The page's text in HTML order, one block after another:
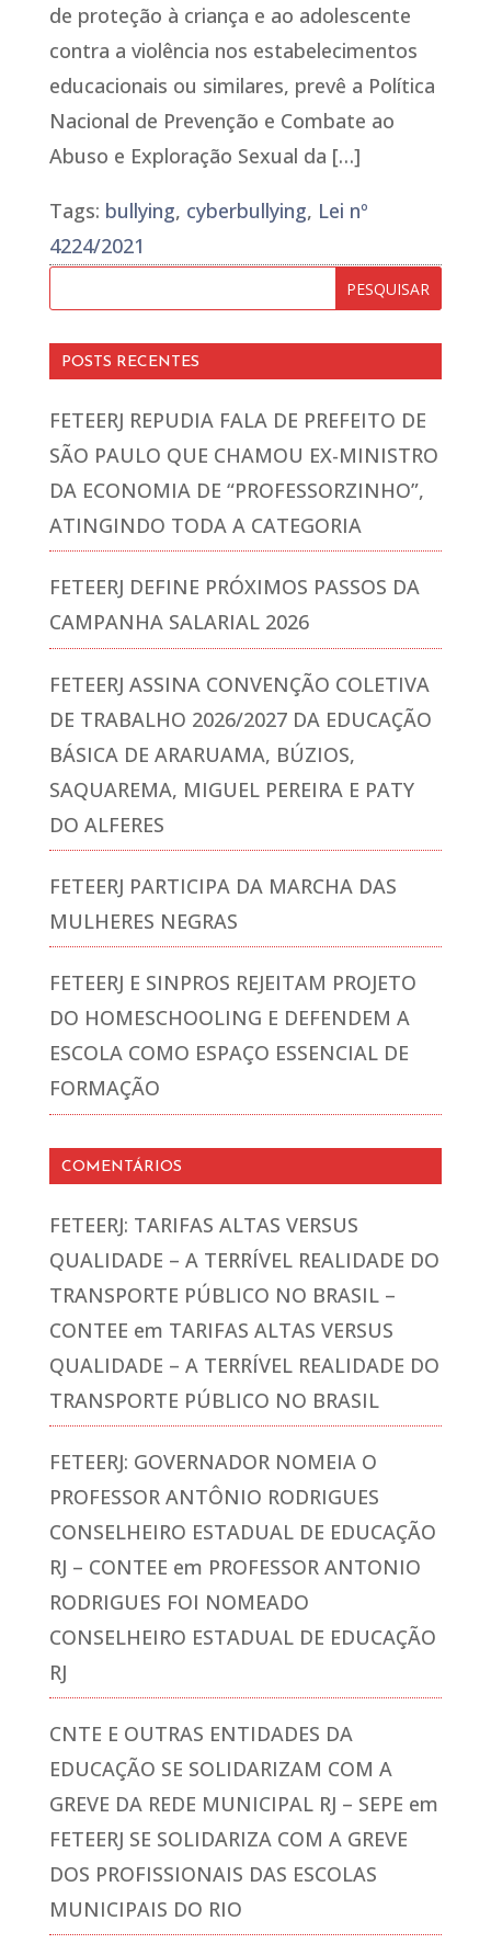
de proteção à criança e ao adolescente
contra a violência nos estabelecimentos
educacionais ou similares, prevê a Política
Nacional de Prevenção e Combate ao
Abuso e Exploração Sexual da […]
Tags: bullying, cyberbullying, Lei nº
4224/2021
POSTS RECENTES
FETEERJ REPUDIA FALA DE PREFEITO DE
SÃO PAULO QUE CHAMOU EX-MINISTRO
DA ECONOMIA DE “PROFESSORZINHO”,
ATINGINDO TODA A CATEGORIA
FETEERJ DEFINE PRÓXIMOS PASSOS DA
CAMPANHA SALARIAL 2026
FETEERJ ASSINA CONVENÇÃO COLETIVA
DE TRABALHO 2026/2027 DA EDUCAÇÃO
BÁSICA DE ARARUAMA, BÚZIOS,
SAQUAREMA, MIGUEL PEREIRA E PATY
DO ALFERES
FETEERJ PARTICIPA DA MARCHA DAS
MULHERES NEGRAS
FETEERJ E SINPROS REJEITAM PROJETO
DO HOMESCHOOLING E DEFENDEM A
ESCOLA COMO ESPAÇO ESSENCIAL DE
FORMAÇÃO
COMENTÁRIOS
FETEERJ: TARIFAS ALTAS VERSUS
QUALIDADE – A TERRÍVEL REALIDADE DO
TRANSPORTE PÚBLICO NO BRASIL –
CONTEE em TARIFAS ALTAS VERSUS
QUALIDADE – A TERRÍVEL REALIDADE DO
TRANSPORTE PÚBLICO NO BRASIL
FETEERJ: GOVERNADOR NOMEIA O
PROFESSOR ANTÔNIO RODRIGUES
CONSELHEIRO ESTADUAL DE EDUCAÇÃO
RJ – CONTEE em PROFESSOR ANTONIO
RODRIGUES FOI NOMEADO
CONSELHEIRO ESTADUAL DE EDUCAÇÃO
RJ
CNTE E OUTRAS ENTIDADES DA
EDUCAÇÃO SE SOLIDARIZAM COM A
GREVE DA REDE MUNICIPAL RJ – SEPE em
FETEERJ SE SOLIDARIZA COM A GREVE
DOS PROFISSIONAIS DAS ESCOLAS
MUNICIPAIS DO RIO